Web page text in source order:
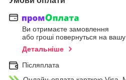
Ви отримаєте замовлення
або гроші повернуться на вашу
Детальніше
Післяплата